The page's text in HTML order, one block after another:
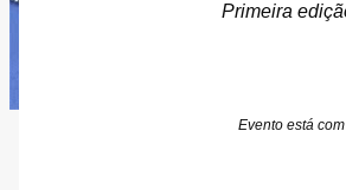
Primeira
Evento está